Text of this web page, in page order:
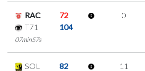
RAC
72
T71
104
07min57s
0
SOL
82
11